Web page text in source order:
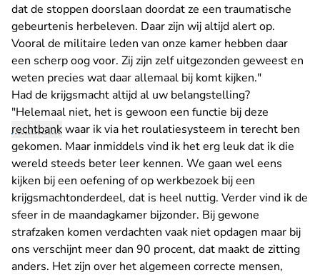
dat de stoppen doorslaan doordat ze een traumatische
gebeurtenis herbeleven. Daar zijn wij altijd alert op.
Vooral de militaire leden van onze kamer hebben daar
een scherp oog voor. Zij zijn zelf uitgezonden geweest en
weten precies wat daar allemaal bij komt kijken."
Had de krijgsmacht altijd al uw belangstelling?
"Helemaal niet, het is gewoon een functie bij deze
rechtbankwaar ik via het roulatiesysteem in terecht ben
gekomen. Maar inmiddels vind ik het erg leuk dat ik die
wereld steeds beter leer kennen. We gaan wel eens
kijken bij een oefening of op werkbezoek bij een
krijgsmachtonderdeel, dat is heel nuttig. Verder vind ik de
sfeer in de maandagkamer bijzonder. Bij gewone
strafzaken komen verdachten vaak niet opdagen maar bij
ons verschijnt meer dan 90 procent, dat maakt de zitting
anders. Het zijn over het algemeen correcte mensen,